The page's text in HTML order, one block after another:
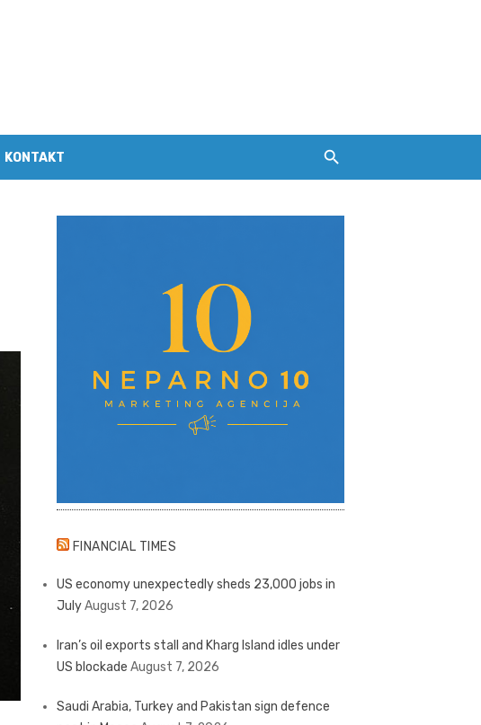
KONTAKT
FINANCIAL TIMES
US economy unexpectedly sheds 23,000 jobs in
JulyAugust 7, 2026
Iran’s oil exports stall and Kharg Island idles under
US blockade August 7, 2026
Saudi Arabia, Turkey and Pakistan sign defence